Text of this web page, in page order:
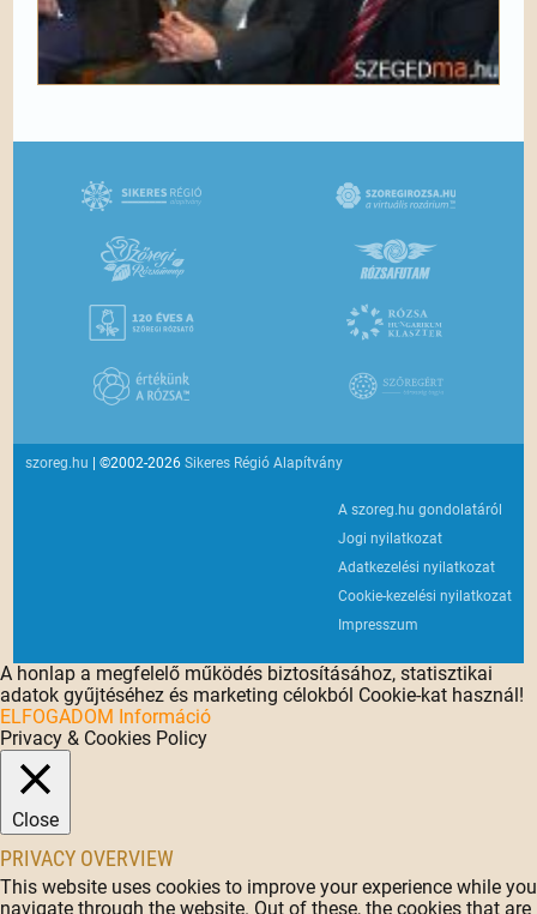
szoreg.hu | ©2002-2026Sikeres Régió Alapítvány
A szoreg.hu gondolatáról
Jogi nyilatkozat
Adatkezelési nyilatkozat
Cookie-kezelési nyilatkozat
Impresszum
A honlap a megfelelő működés biztosításához, statisztikai
adatok gyűjtéséhez és marketing célokból Cookie-kat használ!
ELFOGADOM Információ
Privacy & Cookies Policy
Close
PRIVACY OVERVIEW
This website uses cookies to improve your experience while you
navigate through the website. Out of these, the cookies that are